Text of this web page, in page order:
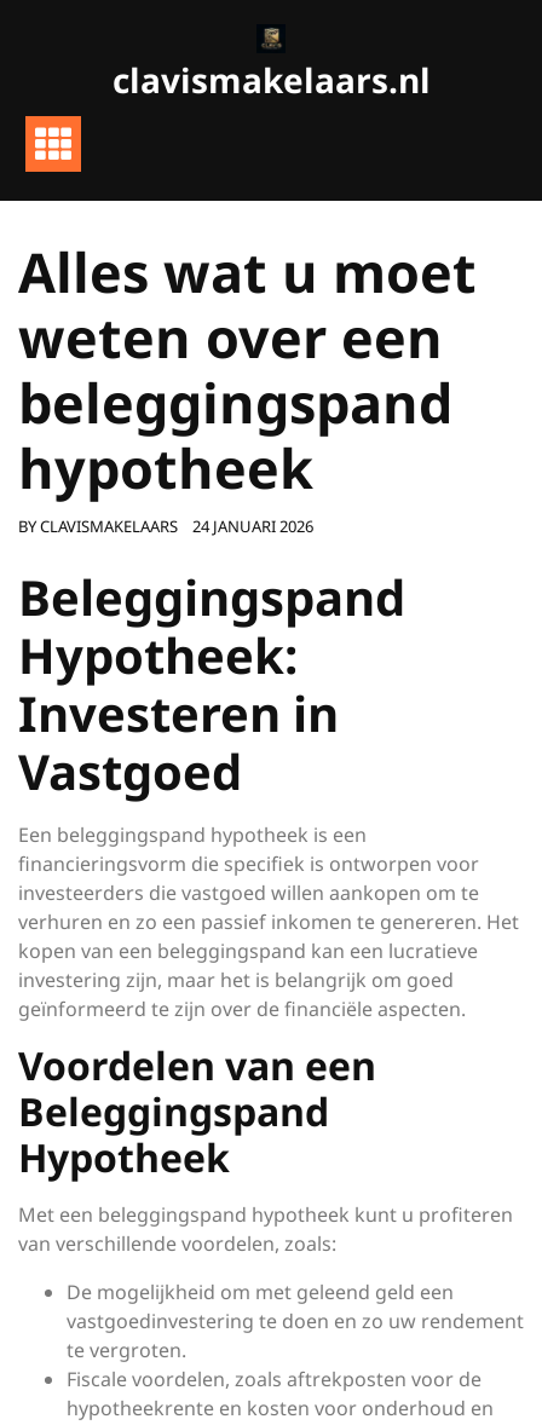
clavismakelaars.nl
Alles wat u moet
weten over een
beleggingspand
hypotheek
BYCLAVISMAKELAARS 24 JANUARI 2026
Beleggingspand
Hypotheek:
Investeren in
Vastgoed
Een beleggingspand hypotheek is een
financieringsvorm die specifiek is ontworpen voor
investeerders die vastgoed willen aankopen om te
verhuren en zo een passief inkomen te genereren. Het
kopen van een beleggingspand kan een lucratieve
investering zijn, maar het is belangrijk om goed
geïnformeerd te zijn over de financiële aspecten.
Voordelen van een
Beleggingspand
Hypotheek
Met een beleggingspand hypotheek kunt u profiteren
van verschillende voordelen, zoals:
De mogelijkheid om met geleend geld een
vastgoedinvestering te doen en zo uw rendement
te vergroten.
Fiscale voordelen, zoals aftrekposten voor de
hypotheekrente en kosten voor onderhoud en